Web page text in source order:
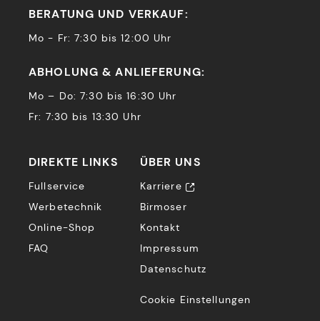
BERATUNG UND VERKAUF:
Mo - Fr: 7:30 bis 12:00 Uhr
ABHOLUNG & ANLIEFERUNG:
Mo – Do: 7:30 bis 16:30 Uhr
Fr: 7:30 bis 13:30 Uhr
DIREKTE LINKS
Fullservice
Werbetechnik
Online-Shop
FAQ
ÜBER UNS
Karriere
Birmoser
Kontakt
Impressum
Datenschutz
Cookie Einstellungen